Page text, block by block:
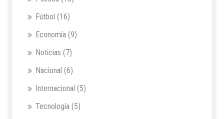
Fútbol (16)
Economía (9)
Noticias (7)
Nacional (6)
Internacional (5)
Tecnología (5)